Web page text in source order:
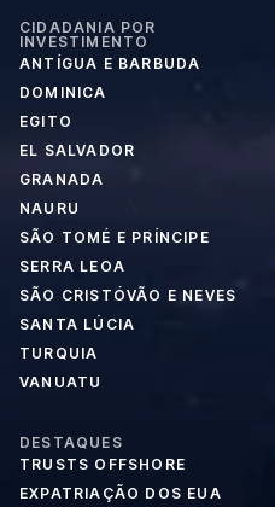
CIDADANIA POR
INVESTIMENTO
ANTÍGUA E BARBUDA
DOMINICA
EGITO
EL SALVADOR
GRANADA
NAURU
SÃO TOMÉ E PRÍNCIPE
SERRA LEOA
SÃO CRISTÓVÃO E NEVES
SANTA LÚCIA
TURQUIA
VANUATU
DESTAQUES
TRUSTS OFFSHORE
EXPATRIAÇÃO DOS EUA